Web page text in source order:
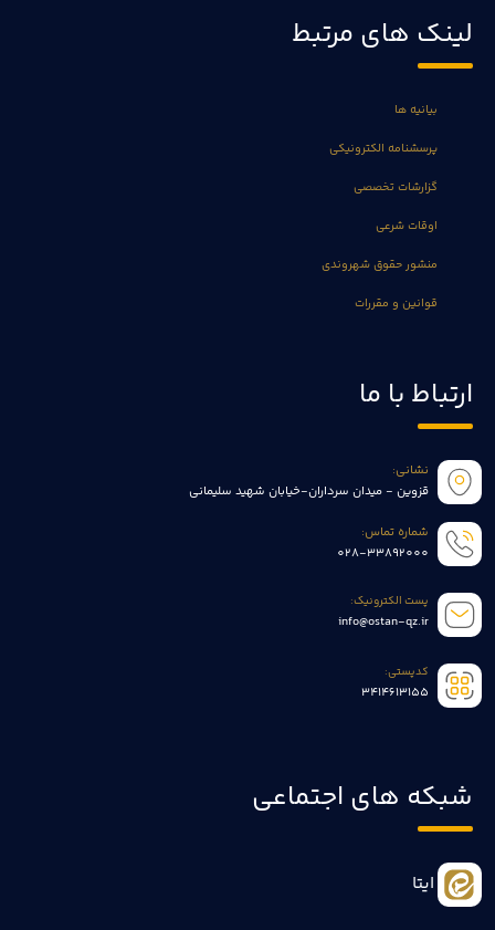
لینک های مرتبط
بیانیه ها
پرسشنامه الکترونیکی
گزارشات تخصصی
اوقات شرعی
منشور حقوق شهروندی
قوانین و مقررات
ارتباط با ما
نشانی:
قزوین - میدان سرداران-خیابان شهید سلیمانی
شماره تماس:
028-33892000
پست الکترونیک:
info@ostan-qz.ir
کدپستی:
3414613155
شبکه های اجتماعی
ایتا